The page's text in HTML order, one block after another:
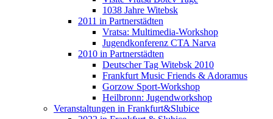
1038 Jahre Witebsk
2011 in Partnerstädten
Vratsa: Multimedia-Workshop
Jugendkonferenz CTA Narva
2010 in Partnerstädten
Deutscher Tag Witebsk 2010
Frankfurt Music Friends & Adoramus
Gorzow Sport-Workshop
Heilbronn: Jugendworkshop
Veranstaltungen in Frankfurt&Slubice